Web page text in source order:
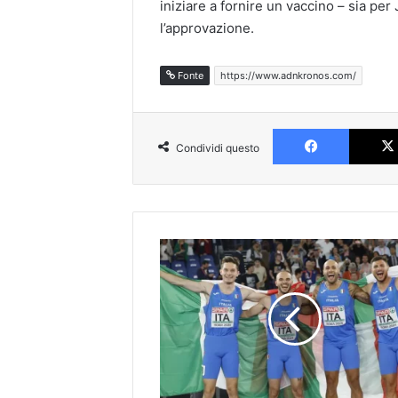
iniziare a fornire un vaccino – sia per
l’approvazione.
Fonte https://www.adnkronos.com/
Condividi questo
Europei
atletica:
Da
Iapichino
a
Jacobs,